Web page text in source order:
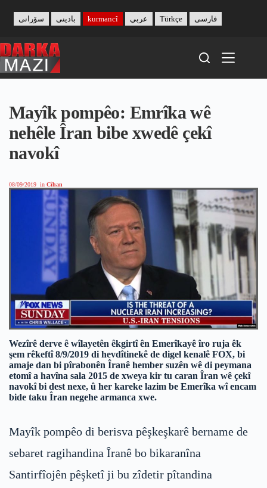
content
بادینی سۆرانی kurmancî عربي Türkçe فارسی
Mayîk pompêo: Emrîka wê
nehêle Îran bibe xwedê çekî
navokî
08/09/2019 in Cîhan
Wezîrê derve ê wîlayetên êkgirtî ên Emerîkayê îro ruja êk
şem rêkeftî 8/9/2019 di hevdîtinekê de digel kenalê FOX, bi
amaje dan bi pîrabonên Îranê hember suzên wê di peymana
etomî a havîna sala 2015 de xweya kir tu caran Îran wê çekî
navokî bi dest nexe, û her kareke lazim be Emerîka wî encam
bide taku Îran negehe armanca xwe.
Mayîk pompêo di berisva pêşkeşkarê bername de
sebaret ragihandina Îranê bo bikaranîna
Santirfîojên pêşketî ji bu zîdetir pîtandina